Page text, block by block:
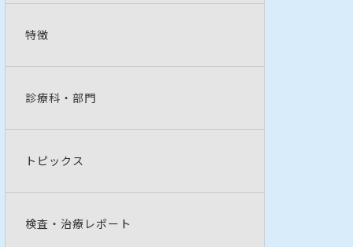
特徴
診療科・部門
トピックス
検査・治療レポート